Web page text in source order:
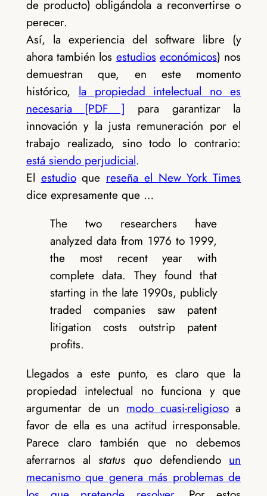
de producto) obligándola a reconvertirse o
perecer.
Así, la experiencia del software libre (y
ahora también los estudios económicos) nos
demuestran que, en este momento
histórico, la propiedad intelectual no es
necesaria [PDF ] para garantizar la
innovación y la justa remuneración por el
trabajo realizado, sino todo lo contrario:
está siendo perjudicial.
El estudioque reseña el New York Times
dice expresamente que …
The two researchers have
analyzed data from 1976 to 1999,
the most recent year with
complete data. They found that
starting in the late 1990s, publicly
traded companies saw patent
litigation costs outstrip patent
profits.
Llegados a este punto, es claro que la
propiedad intelectual no funciona y que
argumentar de un modo cuasi-religiosoa
favor de ella es una actitud irresponsable.
Parece claro también que no debemos
aferrarnos alstatus quodefendiendo un
mecanismo que genera más problemas de